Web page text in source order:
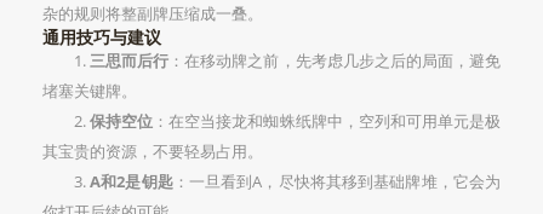
杂的规则将整副牌压缩成一叠。
通用技巧与建议
1.三思而后行 ：在移动牌之前，先考虑几步之后的局面，避免
堵塞关键牌。
2.保持空位 ：在空当接龙和蜘蛛纸牌中，空列和可用单元是极
其宝贵的资源，不要轻易占用。
3.A和2是钥匙：一旦看到A，尽快将其移到基础牌堆，它会为